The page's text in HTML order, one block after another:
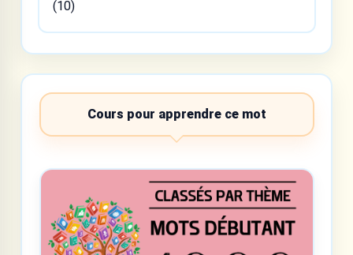
(10)
Cours pour apprendre ce mot